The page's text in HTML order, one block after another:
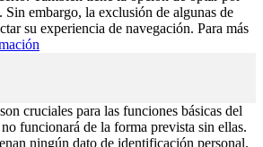
Sin embargo, la exclusión de algunas de
su experiencia de navegación. Para más
cruciales para las funciones básicas del
funcionará de la forma prevista sin ellas.
ningún dato de identificación personal.